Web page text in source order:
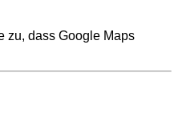
zu, dass Google Maps